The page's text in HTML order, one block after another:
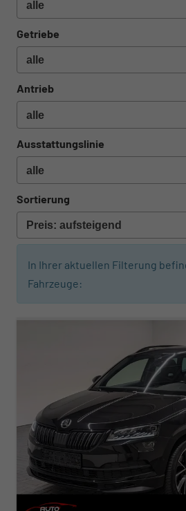
Getriebe
Antrieb
Ausstattungslinie
Sortierung
In Ihrer aktuellen Filterung
Fahrzeuge: